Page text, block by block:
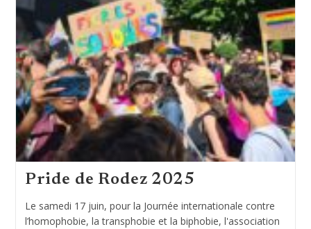
Pride de Rodez 2025
Le samedi 17 juin, pour la Journée internationale contre
l’homophobie, la transphobie et la biphobie, l'association